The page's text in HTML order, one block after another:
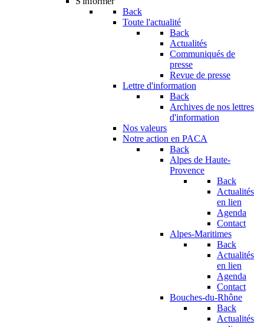
Back
Toute l'actualité
Back
Actualités
Communiqués de
presse
Revue de presse
Lettre d'information
Back
Archives de nos lettres
d'information
Nos valeurs
Notre action en PACA
Back
Alpes de Haute-
Provence
Back
Actualités
en lien
Agenda
Contact
Alpes-Maritimes
Back
Actualités
en lien
Agenda
Contact
Bouches-du-Rhône
Back
Actualités